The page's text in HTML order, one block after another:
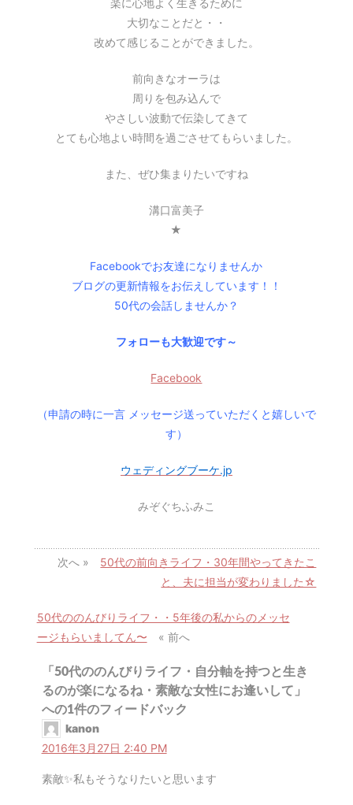
楽に心地よく生きるために
大切なことだと・・
改めて感じることができました。
前向きなオーラは
周りを包み込んで
やさしい波動で伝染してきて
とても心地よい時間を過ごさせてもらいました。
また、ぜひ集まりたいですね
溝口富美子
★
Facebookでお友達になりませんか
ブログの更新情報をお伝えしています！！
50代の会話しませんか？
フォローも大歓迎です～
Facebook
（申請の時に一言 メッセージ送っていただくと嬉しいで
す）
ウェディングブーケ.jp
みぞぐちふみこ
次へ » 50代の前向きライフ・30年間やってきたこ
と、夫に担当が変わりました☆
50代ののんびりライフ・・5年後の私からのメッセ
ージもらいましてん〜 « 前へ
「50代ののんびりライフ・自分軸を持つと生き
るのが楽になるね・素敵な女性にお逢いして」
への1件のフィードバック
kanon
2016年3月27日 2:40 PM
素敵✨私もそうなりたいと思います